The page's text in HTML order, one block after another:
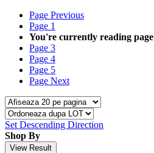
Page Previous
Page 1
You're currently reading page
Page 3
Page 4
Page 5
Page Next
Set Descending Direction
Shop By
View Result